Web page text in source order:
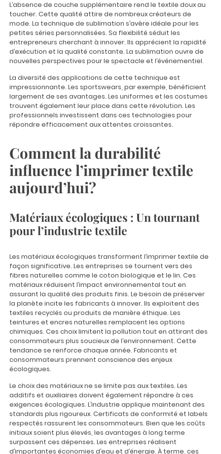
L’absence de couche supplémentaire rend le textile doux au
toucher. Cette qualité attire de nombreux créateurs de
mode. La technique de sublimation s’avère idéale pour les
petites séries personnalisées. Sa flexibilité séduit les
entrepreneurs cherchant à innover. Ils apprécient la rapidité
d’exécution et la qualité constante. La sublimation ouvre de
nouvelles perspectives pour le spectacle et l’événementiel.
La diversité des applications de cette technique est
impressionnante. Les sportswears, par exemple, bénéficient
largement de ses avantages. Les uniformes et les costumes
trouvent également leur place dans cette révolution. Les
professionnels investissent dans ces technologies pour
répondre efficacement aux attentes croissantes.
Comment la durabilité
influence l’imprimer textile
aujourd’hui?
Matériaux écologiques : Un tournant
pour l’industrie textile
Les matériaux écologiques transforment l’imprimer textile de
façon significative. Les entreprises se tournent vers des
fibres naturelles comme le coton biologique et le lin. Ces
matériaux réduisent l’impact environnemental tout en
assurant la qualité des produits finis. Le besoin de préserver
la planète incite les fabricants à innover. Ils exploitent des
textiles recyclés ou produits de manière éthique. Les
teintures et encres naturelles remplacent les options
chimiques. Ces choix limitent la pollution tout en attirant des
consommateurs plus soucieux de l’environnement. Cette
tendance se renforce chaque année. Fabricants et
consommateurs prennent conscience des enjeux
écologiques.
Le choix des matériaux ne se limite pas aux textiles. Les
additifs et auxiliaires doivent également répondre à ces
exigences écologiques. L’industrie applique maintenant des
standards plus rigoureux. Certificats de conformité et labels
respectés rassurent les consommateurs. Bien que les coûts
initiaux soient plus élevés, les avantages à long terme
surpassent ces dépenses. Les entreprises réalisent
d’importantes économies d’eau et d’énergie. À terme, ces